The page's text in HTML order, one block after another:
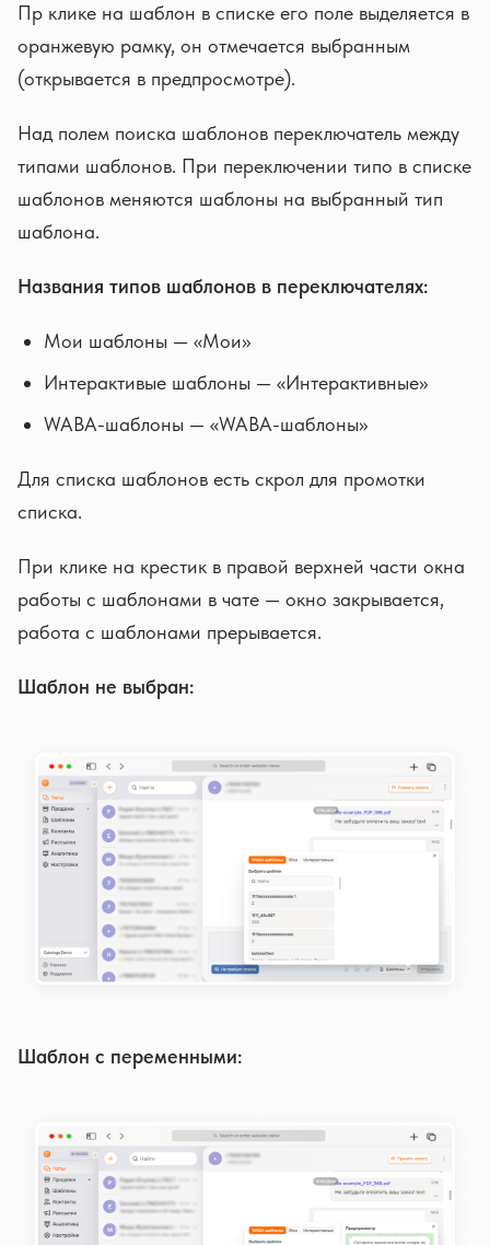
Пр клике на шаблон в списке его поле выделяется в
оранжевую рамку, он отмечается выбранным
(открывается в предпросмотре).
Над полем поиска шаблонов переключатель между
типами шаблонов. При переключении типо в списке
шаблонов меняются шаблоны на выбранный тип
шаблона.
Названия типов шаблонов в переключателях:
Мои шаблоны — «Мои»
Интерактивые шаблоны — «Интерактивные»
WABA-шаблоны — «WABA-шаблоны»
Для списка шаблонов есть скрол для промотки
списка.
При клике на крестик в правой верхней части окна
работы с шаблонами в чате — окно закрывается,
работа с шаблонами прерывается.
Шаблон не выбран:
Шаблон с переменными: